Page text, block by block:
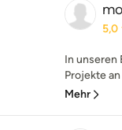
5,0
In unseren
Projekte
Mehr